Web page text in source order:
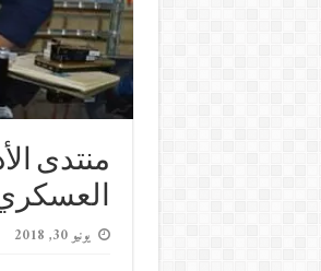
منتدى
يونيو 30, 2018